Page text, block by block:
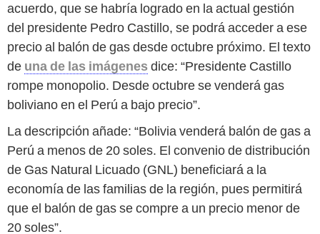
acuerdo, que se habría logrado en la actual gestión
del presidente Pedro Castillo, se podrá acceder a ese
precio al balón de gas desde octubre próximo. El texto
de una de las imágenes dice: “Presidente Castillo
rompe monopolio. Desde octubre se venderá gas
boliviano en el Perú a bajo precio”.
La descripción añade: “Bolivia venderá balón de gas a
Perú a menos de 20 soles. El convenio de distribución
de Gas Natural Licuado (GNL) beneficiará a la
economía de las familias de la región, pues permitirá
que el balón de gas se compre a un precio menor de
20 soles”.